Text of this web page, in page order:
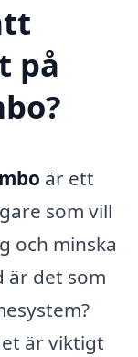
på
är ett
som vill
och minska
är det som
är viktigt